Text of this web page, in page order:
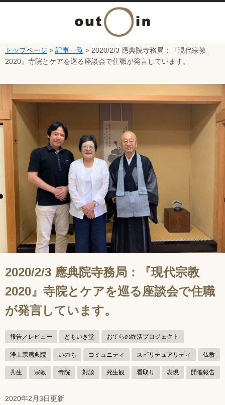
本文へ
ニ
ュ
ー
を
開
く
トップページ > 記事一覧 > 2020/2/3 應典院寺務局：『現代宗教
2020』寺院とケアを巡る座談会で住職が発言しています。
2020/2/3 應典院寺務局：『現代宗教
2020』寺院とケアを巡る座談会で住職
が発言しています。
報告／レビュー ともいき堂 おてらの終活プロジェクト
浄土宗應典院 いのち コミュニティ スピリチュアリティ 仏教
共生 宗教 寺院 対談 死生観 看取り 表現 開催報告
2020年2月3日更新